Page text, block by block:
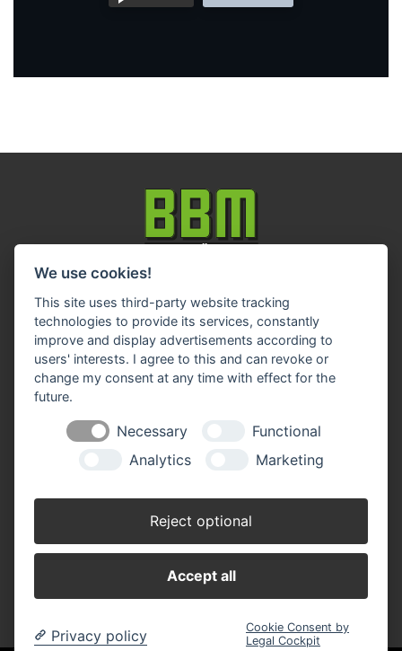
Impressum Datenschutz
Cookie-Einstellungen ändern
BBM Baumarkt Achim
Margarete-Steiff-Allee 1
Telefon: 04202 91 03 50
E-Mail: achim(at)bbm-baumarkt.de
8.30 - 19.00 Uhr
Samstag:
8.30 - 18.00 Uhr
We use cookies!
This site uses third-party website tracking
technologies to provide its services, constantly
improve and display advertisements according to
users' interests. I agree to this and can revoke or
change my consent at any time with effect for the
future.
Necessary
Functional
Analytics
Marketing
Reject optional
Accept all
Privacy policy
Cookie Consent by
Legal Cockpit